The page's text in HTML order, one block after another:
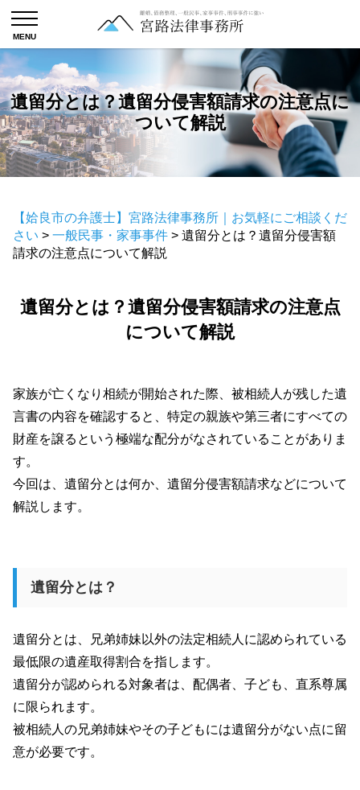
遺留分とは？遺留分侵害額請求の注意点に
ついて解説
【姶良市の弁護士】宮路法律事務所｜お気軽にご相談くだ
さい > 一般民事・家事事件 > 遺留分とは？遺留分侵害額
請求の注意点について解説
遺留分とは？遺留分侵害額請求の注意点
について解説
家族が亡くなり相続が開始された際、被相続人が残した遺
言書の内容を確認すると、特定の親族や第三者にすべての
財産を譲るという極端な配分がなされていることがありま
す。
今回は、遺留分とは何か、遺留分侵害額請求などについて
解説します。
遺留分とは？
遺留分とは、兄弟姉妹以外の法定相続人に認められている
最低限の遺産取得割合を指します。
遺留分が認められる対象者は、配偶者、子ども、直系尊属
に限られます。
被相続人の兄弟姉妹やその子どもには遺留分がない点に留
意が必要です。